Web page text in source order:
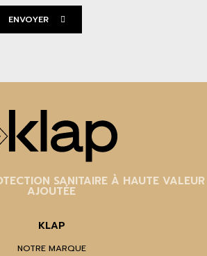
ENVOYER
SANITAIRE À HAUTE VALEUR
AJOUTÉE
KLAP
NOTRE MARQUE